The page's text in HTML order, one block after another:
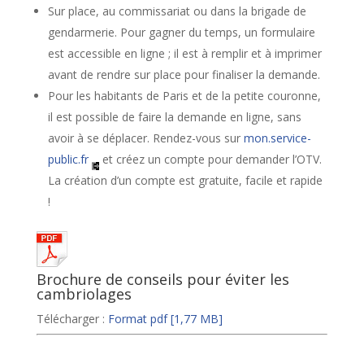
Sur place, au commissariat ou dans la brigade de
gendarmerie. Pour gagner du temps, un formulaire
est accessible en ligne ; il est à remplir et à imprimer
avant de rendre sur place pour finaliser la demande.
Pour les habitants de Paris et de la petite couronne,
il est possible de faire la demande en ligne, sans
avoir à se déplacer. Rendez-vous sur mon.service-
public.fr
et créez un compte pour demander l’OTV.
La création d’un compte est gratuite, facile et rapide
!
Brochure de conseils pour éviter les
cambriolages
Télécharger : Format pdf[1,77 MB]